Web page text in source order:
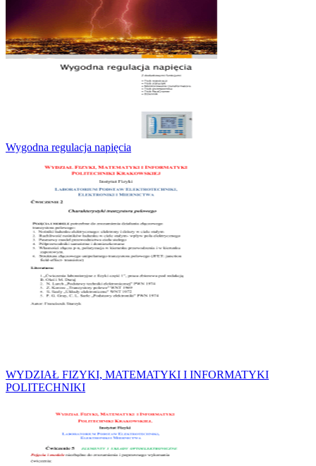
Wygodna regulacja napięcia
WYDZIAŁ FIZYKI, MATEMATYKI I INFORMATYKI
POLITECHNIKI